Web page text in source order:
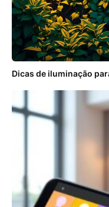
Dicas de iluminação